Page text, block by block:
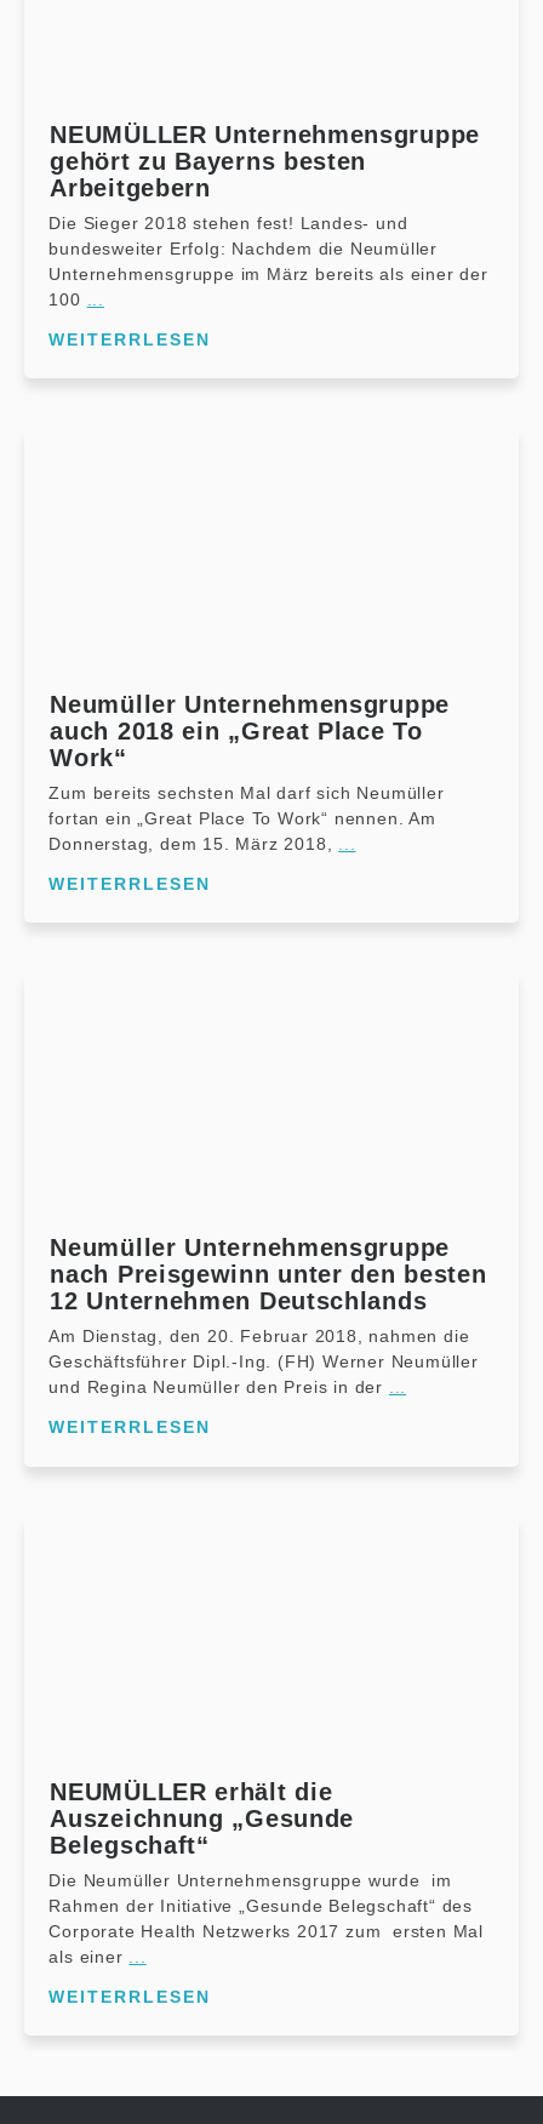
NEUMÜLLER Unternehmensgruppe
gehört zu Bayerns besten
Arbeitgebern
Die Sieger 2018 stehen fest! Landes- und
bundesweiter Erfolg: Nachdem die Neumüller
Unternehmensgruppe im März bereits als einer der
100
WEITERRLESEN
Neumüller Unternehmensgruppe
auch 2018 ein „Great Place To
Work“
Zum bereits sechsten Mal darf sich Neumüller
fortan ein „Great Place To Work“ nennen. Am
Donnerstag, dem 15. März 2018,
WEITERRLESEN
Neumüller Unternehmensgruppe
nach Preisgewinn unter den besten
12 Unternehmen Deutschlands
Am Dienstag, den 20. Februar 2018, nahmen die
Geschäftsführer Dipl.-Ing. (FH) Werner Neumüller
und Regina Neumüller den Preis in der
WEITERRLESEN
NEUMÜLLER erhält die
Auszeichnung „Gesunde
Belegschaft“
Die Neumüller Unternehmensgruppe wurde im
Rahmen der Initiative „Gesunde Belegschaft“ des
Corporate Health Netzwerks 2017 zum ersten Mal
als einer
WEITERRLESEN